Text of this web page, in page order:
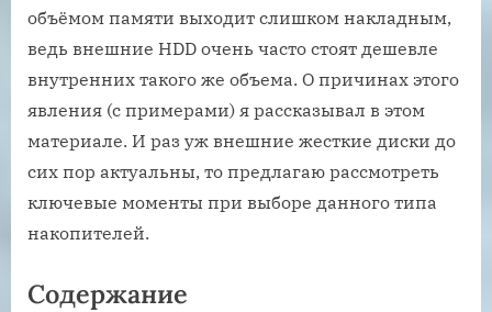
объёмом памяти выходит слишком накладным,
ведь внешние HDD очень часто стоят дешевле
внутренних такого же объема. О причинах этого
явления (с примерами) я рассказывал в этом
материале. И раз уж внешние жесткие диски до
сих пор актуальны, то предлагаю рассмотреть
ключевые моменты при выборе данного типа
накопителей.
Содержание